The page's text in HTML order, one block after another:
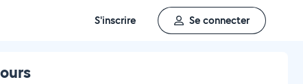
S'inscrire Se connecter